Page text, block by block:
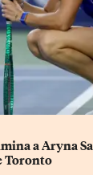
a Aryna
Toronto